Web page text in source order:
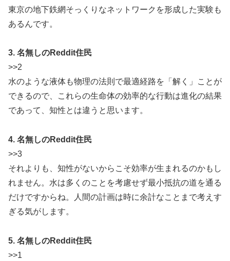
東京の地下鉄網そっくりなネットワークを形成した実験も
あるんです。
3. 名無しのReddit住民
>>2
水のような液体も物理の法則で最適経路を「解く」ことが
できるので、これらの生命体の効率的な行動は進化の結果
であって、知性とは違うと思います。
4. 名無しのReddit住民
>>3
それよりも、知性がないからこそ効率が生まれるのかもし
れません。水は多くのことを考慮せず最小抵抗の道を通る
だけですからね。人間の計画は時に余計なことまで考えす
ぎる気がします。
5. 名無しのReddit住民
>>1